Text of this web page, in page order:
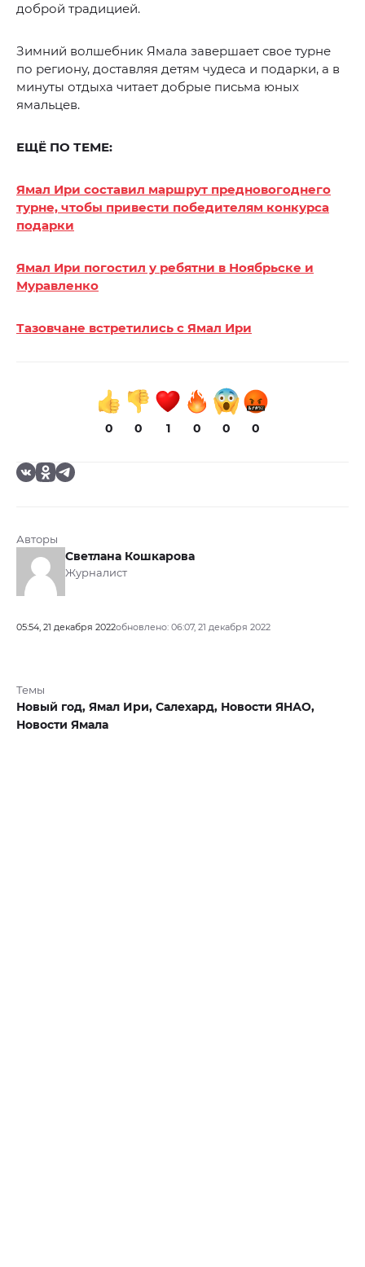
доброй традицией.
Зимний волшебник Ямала завершает свое турне
по региону, доставляя детям чудеса и подарки, а в
минуты отдыха читает добрые письма юных
ямальцев.
ЕЩЁ ПО ТЕМЕ:
Ямал Ири составил маршрут предновогоднего
турне, чтобы привести победителям конкурса
подарки
Ямал Ири погостил у ребятни в Ноябрьске и
Муравленко
Тазовчане встретились с Ямал Ири
0 0 1 0 0 0
Авторы
Светлана Кошкарова
Журналист
05:54, 21 декабря 2022обновлено: 06:07, 21 декабря 2022
Темы
Новый год, Ямал Ири, Салехард, Новости ЯНАО,
Новости Ямала